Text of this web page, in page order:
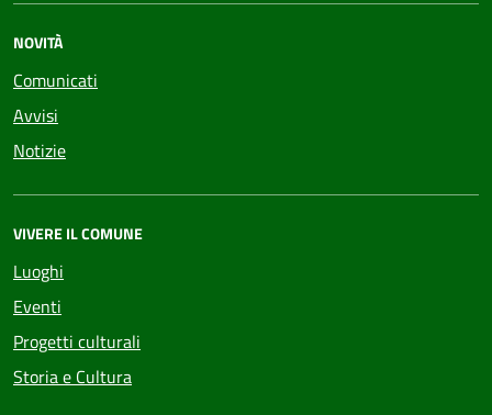
NOVITÀ
Comunicati
Avvisi
Notizie
VIVERE IL COMUNE
Luoghi
Eventi
Progetti culturali
Storia e Cultura